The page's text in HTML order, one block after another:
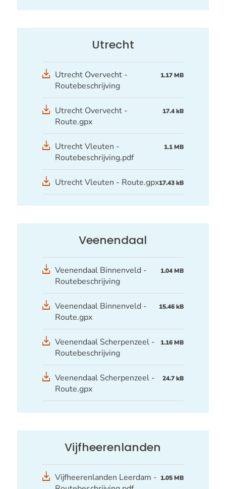
Utrecht
Utrecht Overvecht -
Routebeschrijving
1.17 MB
GPX
bestand
Utrecht Overvecht -
Route.gpx
17.4 kB
Utrecht Vleuten -
Routebeschrijving.pdf
1.1 MB
GPXUtrecht Vleuten - Route.gpx17.43 kB
Veenendaal
Veenendaal Binnenveld -
Routebeschrijving
1.04 MB
GPX
bestand
Veenendaal Binnenveld -
Route.gpx
15.46 kB
Veenendaal Scherpenzeel -
Routebeschrijving
1.16 MB
GPX
bestand
Veenendaal Scherpenzeel -
Route.gpx
24.7 kB
Vijfheerenlanden
Vijfheerenlanden Leerdam - 1.05 MB